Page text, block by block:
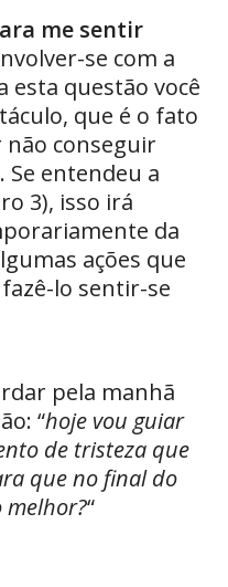
me sentir
se com a
esta questão você
que é o fato
não conseguir
Se entendeu a
3), isso irá
da
ações que
lo sentir-se
pela manhã
“hoje vou guiar
de tristeza que
que no final do
melhor?“